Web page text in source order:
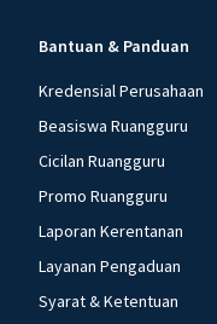
Bantuan & Panduan
Kredensial Perusahaan
Beasiswa Ruangguru
Cicilan Ruangguru
Promo Ruangguru
Laporan Kerentanan
Layanan Pengaduan
Syarat & Ketentuan